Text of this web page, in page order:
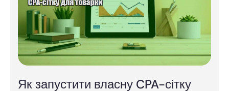
Як запустити власну CPA-сітку